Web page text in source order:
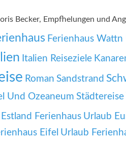
Becker, Empfhelungen und
Ferienhaus Wattn
Italien Reiseziele
Roman Sandstrand
Und Ozeaneum Städtereise
Ferienhaus Urlaub
Eifel Urlaub